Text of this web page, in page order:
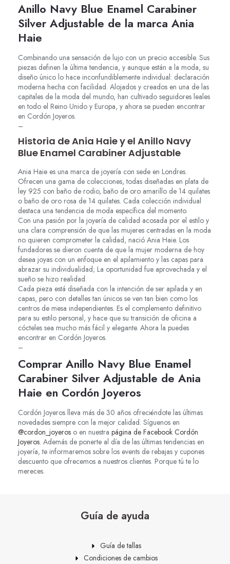
Anillo Navy Blue Enamel Carabiner
Silver Adjustable de la marca Ania
Haie
Combinando una sensación de lujo con un precio accesible. Sus
piezas definen la última tendencia, y aunque están a la moda, su
diseño único lo hace inconfundiblemente individual: declaración
moderna hecha con facilidad. Alojados y creados en una de las
capitales de la moda del mundo, han cultivado seguidores leales
en todo el Reino Unido y Europa, y ahora se pueden encontrar
en Cordón Joyeros.
–
Historia de Ania Haie y el Anillo Navy
Blue Enamel Carabiner Adjustable
Ania Haie es una marca de joyería con sede en Londres.
Ofrecen una gama de colecciones, todas diseñadas en plata de
ley 925 con baño de rodio, baño de oro amarillo de 14 quilates
o baño de oro rosa de 14 quilates. Cada colección individual
destaca una tendencia de moda específica del momento.
Con una pasión por la joyería de calidad acosada por el estilo y
una clara comprensión de que las mujeres centradas en la moda
no quieren comprometer la calidad, nació Ania Haie. Los
fundadores se dieron cuenta de que la mujer moderna de hoy
desea joyas con un enfoque en el apilamiento y las capas para
abrazar su individualidad; La oportunidad fue aprovechada y el
sueño se hizo realidad.
Cada pieza está diseñada con la intención de ser apilada y en
capas, pero con detalles tan únicos se ven tan bien como los
centros de mesa independientes. Es el complemento definitivo
para su estilo personal, y hace que su transición de oficina a
cócteles sea mucho más fácil y elegante. Ahora la puedes
encontrar en Cordón Joyeros.
–
Comprar Anillo Navy Blue Enamel
Carabiner Silver Adjustable de Ania
Haie en Cordón Joyeros
Cordón Joyeros lleva más de 30 años ofreciéndote las últimas
novedades siempre con la mejor calidad. Síguenos en
@cordon_joyeros o en nuestra página de Facebook Cordón
Joyeros. Además de ponerte al día de las últimas tendencias en
joyería, te informaremos sobre los events de rebajas y cupones
descuento que ofrecemos a nuestros clientes. Porque tú te lo
mereces.
Guía de ayuda
Guía de tallas
Condiciones de cambios